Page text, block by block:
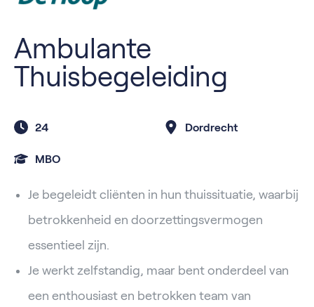
Ambulante
Thuisbegeleiding
24 Dordrecht
MBO
Je begeleidt cliënten in hun thuissituatie, waarbij
betrokkenheid en doorzettingsvermogen
essentieel zijn.
Je werkt zelfstandig, maar bent onderdeel van
een enthousiast en betrokken team van